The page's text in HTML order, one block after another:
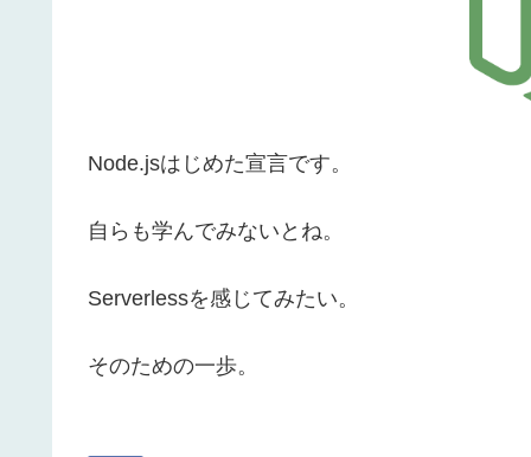
Node.jsはじめた宣言です。
自らも学んでみないとね。
Serverlessを感じてみたい。
そのための一歩。